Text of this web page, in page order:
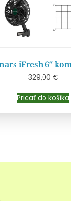
iFresh 6″
329,00 €
Pridať do košíka